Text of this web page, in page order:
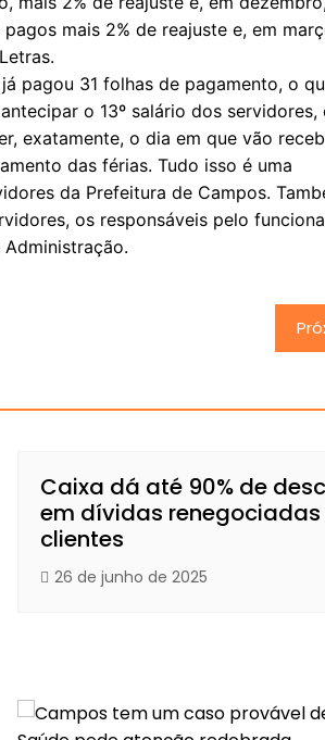
mais 2% de reajuste e, em
pagou 31 folhas de pagamento, o
o 13º salário dos servidores,
exatamente, o dia em que vão
das férias. Tudo isso é uma
da Prefeitura de Campos.
os responsáveis pelo
Caixa dá até 90% de
em dívidas renegociadas
clientes
26 de junho de 2025